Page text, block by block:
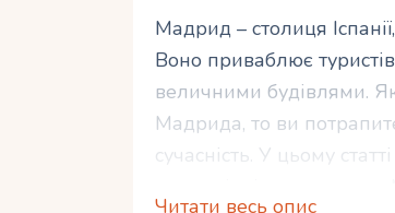
Мадрид – столиця
Воно приваблює
величними будівлями.
Мадрида, то ви
сучасність. У цьому
Читати весь опис